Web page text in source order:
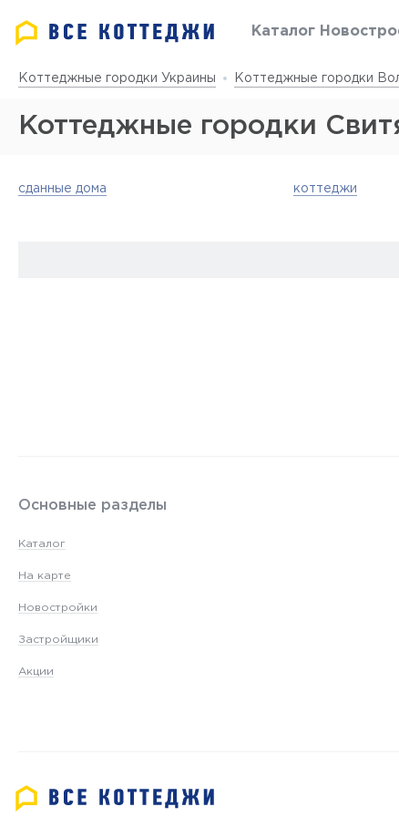
Каталог
Коттеджные городки Украины Коттеджные городки
Коттеджные городки
сданные дома коттеджи
Основные разделы
Каталог
На карте
Новостройки
Застройщики
Акции